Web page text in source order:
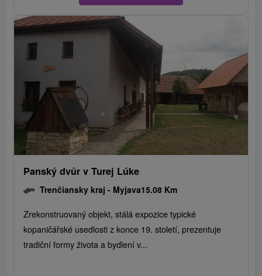
Panský dvůr v Turej Lúke
Trenčiansky kraj - Myjava15.08 Km
Zrekonstruovaný objekt, stálá expozice typické
kopaničářské usedlosti z konce 19. století, prezentuje
tradiční formy života a bydlení v...